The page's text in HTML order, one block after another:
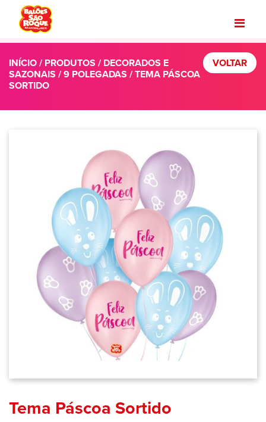
INÍCIO/PRODUTOS / DECORADOS E
SAZONAIS /9 POLEGADAS / TEMA PÁSCOA
SORTIDO
VOLTAR
Tema Páscoa Sortido